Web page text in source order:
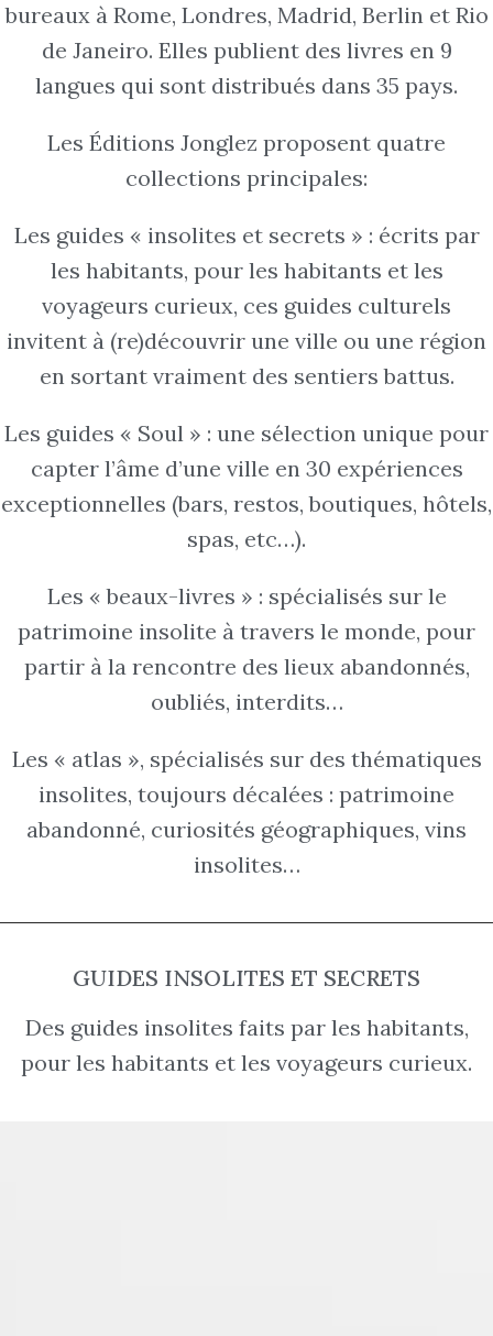
bureaux à Rome, Londres, Madrid, Berlin et Rio
de Janeiro. Elles publient des livres en 9
langues qui sont distribués dans 35 pays.
Les Éditions Jonglez proposent quatre
collections principales:
Les guides « insolites et secrets » : écrits par
les habitants, pour les habitants et les
voyageurs curieux, ces guides culturels
invitent à (re)découvrir une ville ou une région
en sortant vraiment des sentiers battus.
Les guides « Soul » : une sélection unique pour
capter l’âme d’une ville en 30 expériences
exceptionnelles (bars, restos, boutiques, hôtels,
spas, etc…).
Les « beaux-livres » : spécialisés sur le
patrimoine insolite à travers le monde, pour
partir à la rencontre des lieux abandonnés,
oubliés, interdits…
Les « atlas », spécialisés sur des thématiques
insolites, toujours décalées : patrimoine
abandonné, curiosités géographiques, vins
insolites…
GUIDES INSOLITES ET SECRETS
Des guides insolites faits par les habitants,
pour les habitants et les voyageurs curieux.